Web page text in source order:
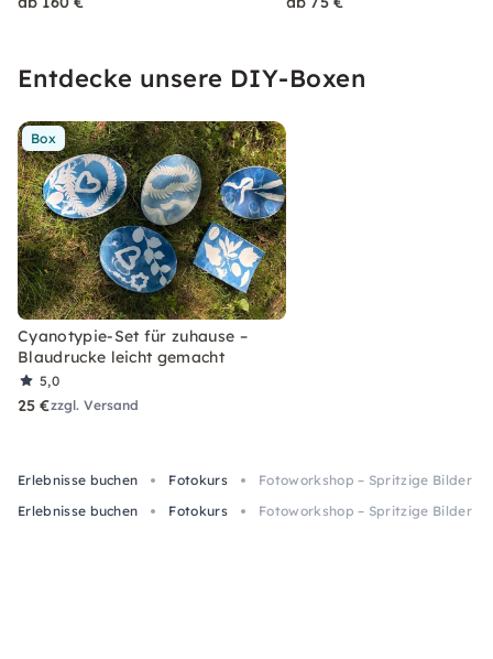
Entdecke unsere DIY-Boxen
Box
Cyanotypie-Set für zuhause –
Blaudrucke leicht gemacht
5,0
25 €zzgl. Versand
Erlebnisse buchen Fotokurs
Fotoworkshop – Spritzige Bilder in
Erlebnisse buchen
Fotokurs Fotoworkshop – Spritzige Bilder in